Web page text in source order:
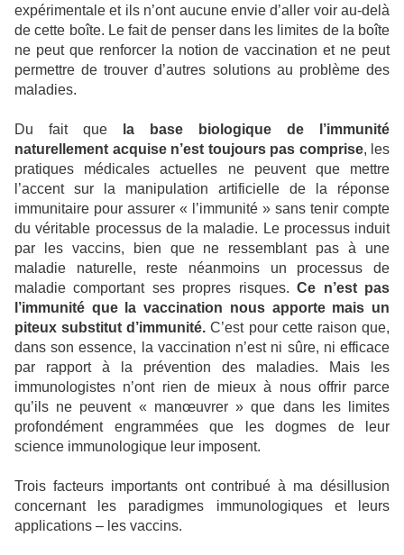
expérimentale et ils n’ont aucune envie d’aller voir au-delà
de cette boîte. Le fait de penser dans les limites de la boîte
ne peut que renforcer la notion de vaccination et ne peut
permettre de trouver d’autres solutions au problème des
maladies.
Du fait que
la base biologique de l’immunité
naturellement acquise n’est toujours pas comprise, les
pratiques médicales actuelles ne peuvent que mettre
l’accent sur la manipulation artificielle de la réponse
immunitaire pour assurer « l’immunité » sans tenir compte
du véritable processus de la maladie. Le processus induit
par les vaccins, bien que ne ressemblant pas à une
maladie naturelle, reste néanmoins un processus de
maladie comportant ses propres risques.Ce n’est pas
l’immunité que la vaccination nous apporte mais un
piteux substitut d’immunité. C’est pour cette raison que,
dans son essence, la vaccination n’est ni sûre, ni efficace
par rapport à la prévention des maladies. Mais les
immunologistes n’ont rien de mieux à nous offrir parce
qu’ils ne peuvent « manœuvrer » que dans les limites
profondément engrammées que les dogmes de leur
science immunologique leur imposent.
Trois facteurs importants ont contribué à ma désillusion
concernant les paradigmes immunologiques et leurs
applications – les vaccins.